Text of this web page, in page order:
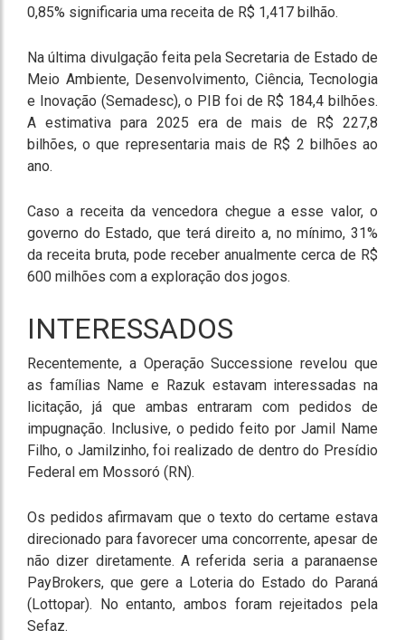
0,85% significaria uma receita de R$ 1,417 bilhão.
Na última divulgação feita pela Secretaria de Estado de
Meio Ambiente, Desenvolvimento, Ciência, Tecnologia
e Inovação (Semadesc), o PIB foi de R$ 184,4 bilhões.
A estimativa para 2025 era de mais de R$ 227,8
bilhões, o que representaria mais de R$ 2 bilhões ao
ano.
Caso a receita da vencedora chegue a esse valor, o
governo do Estado, que terá direito a, no mínimo, 31%
da receita bruta, pode receber anualmente cerca de R$
600 milhões com a exploração dos jogos.
INTERESSADOS
Recentemente, a Operação Successione revelou que
as famílias Name e Razuk estavam interessadas na
licitação, já que ambas entraram com pedidos de
impugnação. Inclusive, o pedido feito por Jamil Name
Filho, o Jamilzinho, foi realizado de dentro do Presídio
Federal em Mossoró (RN).
Os pedidos afirmavam que o texto do certame estava
direcionado para favorecer uma concorrente, apesar de
não dizer diretamente. A referida seria a paranaense
PayBrokers, que gere a Loteria do Estado do Paraná
(Lottopar). No entanto, ambos foram rejeitados pela
Sefaz.